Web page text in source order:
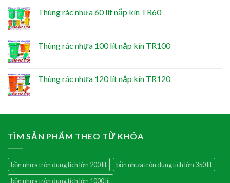
Thùng rác nhựa 60 lít nắp kín TR60
Thùng rác nhựa 100 lít nắp kín TR100
Thùng rác nhựa 120 lít nắp kín TR120
TÌM SẢN PHẨM THEO TỪ KHÓA
bồn nhựa tròn dung tích lớn 200 lít
bồn nhựa tròn dung tích lớn 350 lít
bồn nhựa tròn dung tích lớn 1000 lít